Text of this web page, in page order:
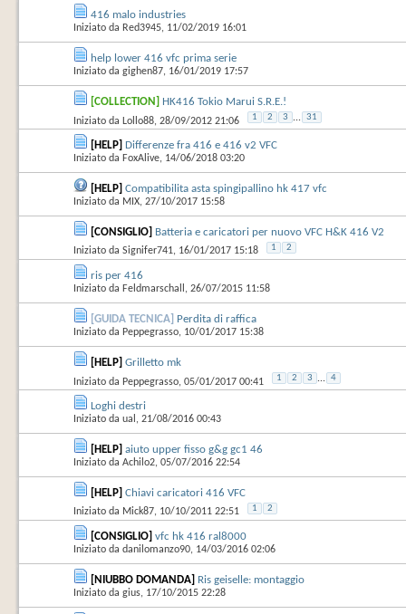
416 malo industries
Iniziato da Red3945‎, 11/02/2019 16:01
help lower 416 vfc prima serie
Iniziato da gighen87‎, 16/01/2019 17:57
[COLLECTION] HK416 Tokio Marui S.R.E.!
Iniziato da Lollo88‎, 28/09/2012 21:06 1 2 3 ... 31
[HELP] Differenze fra 416 e 416 v2 VFC
Iniziato da FoxAlive‎, 14/06/2018 03:20
[HELP] Compatibilita asta spingipallino hk 417 vfc
Iniziato da MIX‎, 27/10/2017 15:58
[CONSIGLIO] Batteria e caricatori per nuovo VFC H&K 416 V2
Iniziato da Signifer741‎, 16/01/2017 15:18 1 2
ris per 416
Iniziato da Feldmarschall ‎, 26/07/2015 11:58
[GUIDA TECNICA] Perdita di raffica
Iniziato da Peppegrasso‎, 10/01/2017 15:38
[HELP] Grilletto mk
Iniziato da Peppegrasso‎, 05/01/2017 00:41 1 2 3 ... 4
Loghi destri
Iniziato da ual ‎, 21/08/2016 00:43
[HELP] aiuto upper fisso g&g gc1 46
Iniziato da Achilo2‎, 05/07/2016 22:54
[HELP] Chiavi caricatori 416 VFC
Iniziato da Mick87‎, 10/10/2011 22:51 1 2
[CONSIGLIO] vfc hk 416 ral8000
Iniziato da danilomanzo90‎, 14/03/2016 02:06
[NIUBBO DOMANDA] Ris geiselle: montaggio
Iniziato da gius‎, 17/10/2015 22:28